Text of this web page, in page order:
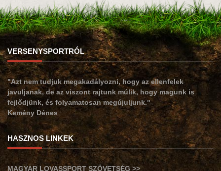
VERSENYSPORTRÓL
"Azt nem tudjuk megakadályozni, hogy az ellenfelek
javuljanak, de az viszont rajtunk múlik, hogy magunk is
fejlődjünk, és folyamatosan megújuljunk."
Kemény Dénes
HASZNOS LINKEK
MAGYAR LOVASSPORT SZÖVETSÉG >>